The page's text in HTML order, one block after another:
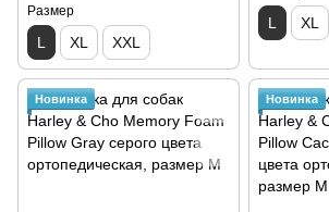
Размер
L XL XXL
L XL
Новинка Новинка